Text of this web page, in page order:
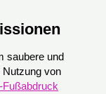
saubere und
Nutzung von
Fußabdruck